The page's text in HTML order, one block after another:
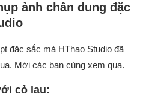
ảnh chân dung đặc
đặc sắc mà HThao Studio đã
Mời các bạn cùng xem qua.
cỏ lau: